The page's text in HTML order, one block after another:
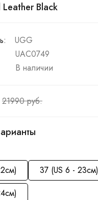
Black
UGG
UAC0749
В наличии
21990 руб.
37 (US 6 - 23см)